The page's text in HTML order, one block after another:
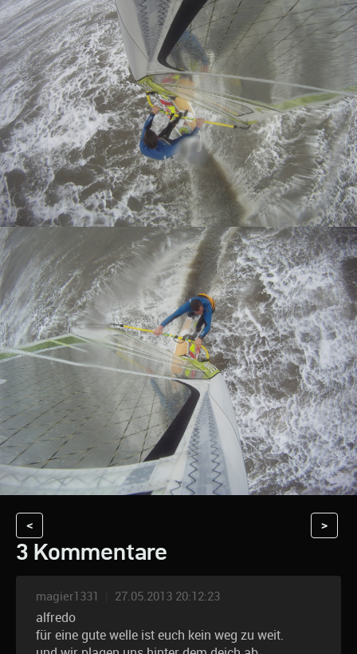
< >
3 Kommentare
magier1331 27.05.2013 20:12:23
alfredo
für eine gute welle ist euch kein weg zu weit.